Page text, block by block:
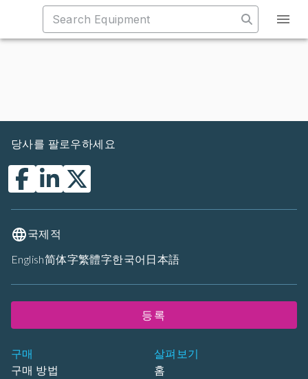
구매
구매 방법
살펴보기
홈
당사를 팔로우하세요
국제적
English简体字繁體字한국어 日本語
등록